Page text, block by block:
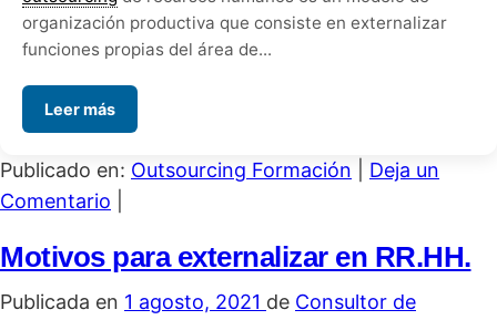
organización productiva que consiste en externalizar
funciones propias del área de...
Leer más
Publicado en: Outsourcing Formación
Deja un
Comentario
Motivos para externalizar en RR.HH.
Publicada en 1 agosto, 2021 de Consultor de